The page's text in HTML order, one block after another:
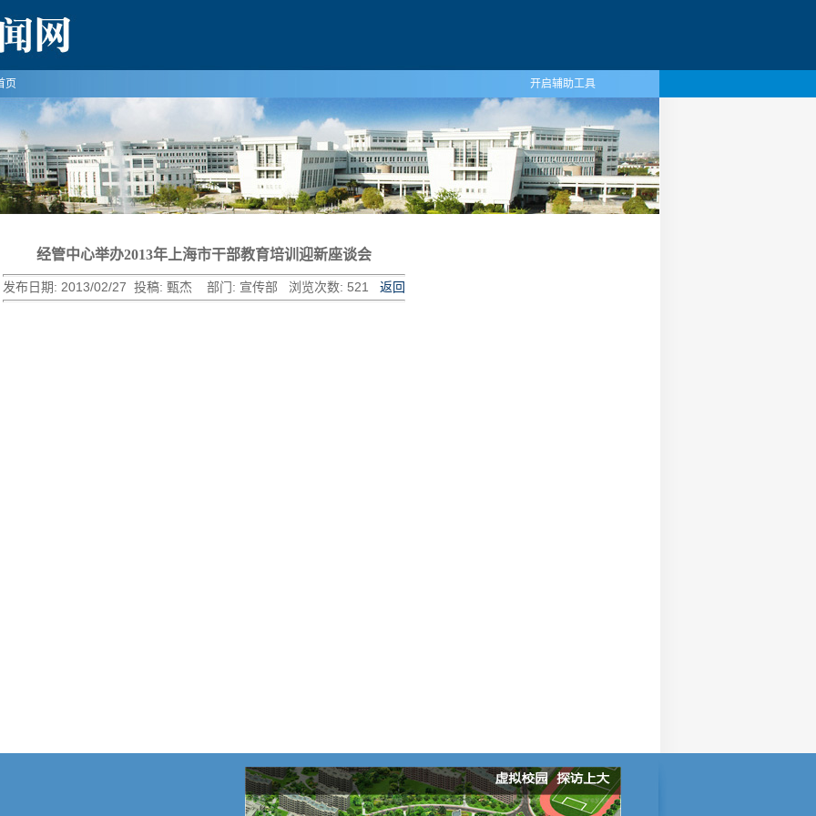
页 开启辅助工具
经管中心举办2013年上海市干部教育培训迎新座谈会
发布日期: 2013/02/27 投稿: 甄杰 部门: 宣传部 浏览次数: 521 返回